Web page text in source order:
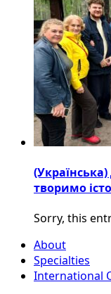
творимо
Sorry, this
About
Specialties
International